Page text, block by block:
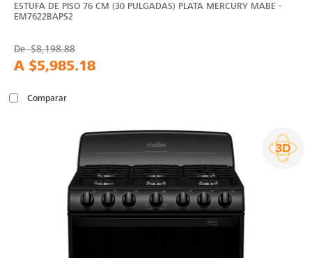
ESTUFA DE PISO 76 CM (30 PULGADAS) PLATA MERCURY MABE -
EM7622BAPS2
De$8,198.88
A $5,985.18
Comparar